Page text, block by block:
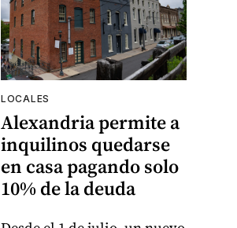
LOCALES
Alexandria permite a
inquilinos quedarse
en casa pagando solo
10% de la deuda